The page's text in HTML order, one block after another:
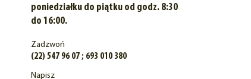
poniedziałku do piątku od godz. 8:30
do 16:00.
Zadzwoń
(22) 547 96 07 ; 693 010 380
Napisz